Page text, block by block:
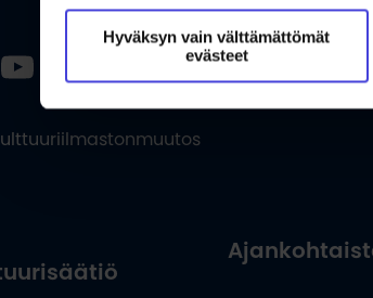
Hyväksyn vain välttämättömät
evästeet
YouTube